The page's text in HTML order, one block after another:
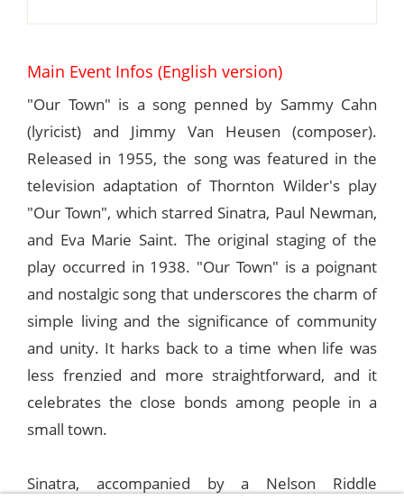
Main Event Infos (English version)
"Our Town" is a song penned by Sammy Cahn
(lyricist) and Jimmy Van Heusen (composer).
Released in 1955, the song was featured in the
television adaptation of Thornton Wilder's play
"Our Town", which starred Sinatra, Paul Newman,
and Eva Marie Saint. The original staging of the
play occurred in 1938. "Our Town" is a poignant
and nostalgic song that underscores the charm of
simple living and the significance of community
and unity. It harks back to a time when life was
less frenzied and more straightforward, and it
celebrates the close bonds among people in a
small town.
Sinatra, accompanied by a Nelson Riddle